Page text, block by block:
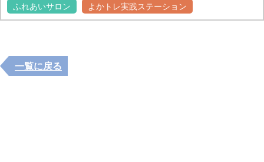
ふれあいサロン よかトレ実践ステーション
一覧に戻る